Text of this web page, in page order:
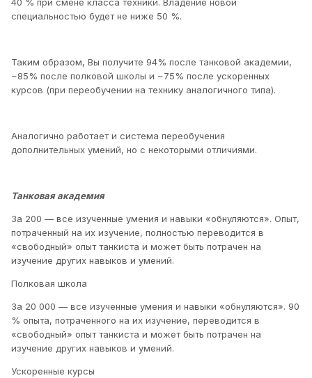
40 % при смене класса техники. Владение новой
специальностью будет не ниже 50 %.
Таким образом, Вы получите 94% после танковой академии,
~85% после полковой школы и ~75% после ускоренных
курсов (при переобучении на технику аналогичного типа).
Аналогично работает и система переобучения
дополнительных умений, но с некоторыми отличиями.
Танковая академия
За 200 — все изученные умения и навыки «обнуляются». Опыт,
потраченный на их изучение, полностью переводится в
«свободный» опыт танкиста и может быть потрачен на
изучение других навыков и умений.
Полковая школа
За 20 000 — все изученные умения и навыки «обнуляются». 90
% опыта, потраченного на их изучение, переводится в
«свободный» опыт танкиста и может быть потрачен на
изучение других навыков и умений.
Ускоренные курсы